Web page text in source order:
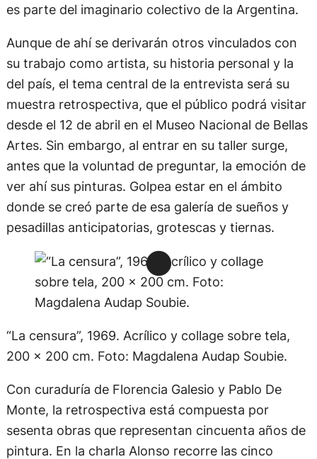
es parte del imaginario colectivo de la Argentina.
Aunque de ahí se derivarán otros vinculados con
su trabajo como artista, su historia personal y la
del país, el tema central de la entrevista será su
muestra retrospectiva, que el público podrá visitar
desde el 12 de abril en el Museo Nacional de Bellas
Artes. Sin embargo, al entrar en su taller surge,
antes que la voluntad de preguntar, la emoción de
ver ahí sus pinturas. Golpea estar en el ámbito
donde se creó parte de esa galería de sueños y
pesadillas anticipatorias, grotescas y tiernas.
“La censura”, 1969. Acrílico y collage sobre tela,
200 x 200 cm. Foto: Magdalena Audap Soubie.
Con curaduría de Florencia Galesio y Pablo De
Monte, la retrospectiva está compuesta por
sesenta obras que representan cincuenta años de
pintura. En la charla Alonso recorre las cinco